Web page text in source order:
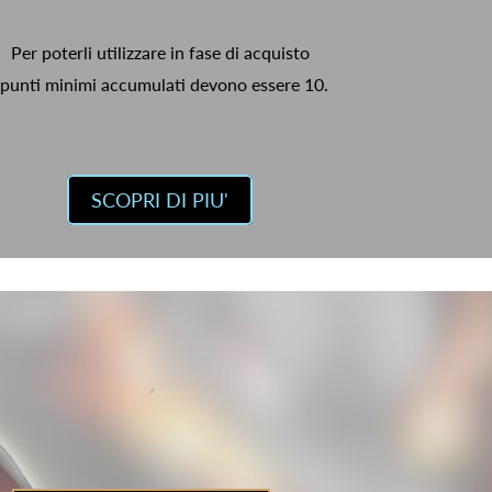
Per poterli utilizzare in fase di acquisto
minimi accumulati devono essere 10.
SCOPRI DI PIU'